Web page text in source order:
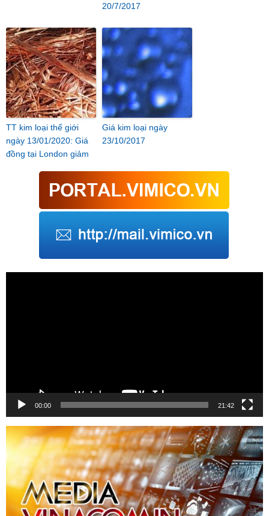
20/7/2017
TT kim loại thế giới
ngày 13/01/2020: Giá
đồng tại London giảm
Giá kim loại ngày
23/10/2017
00:00 21:42